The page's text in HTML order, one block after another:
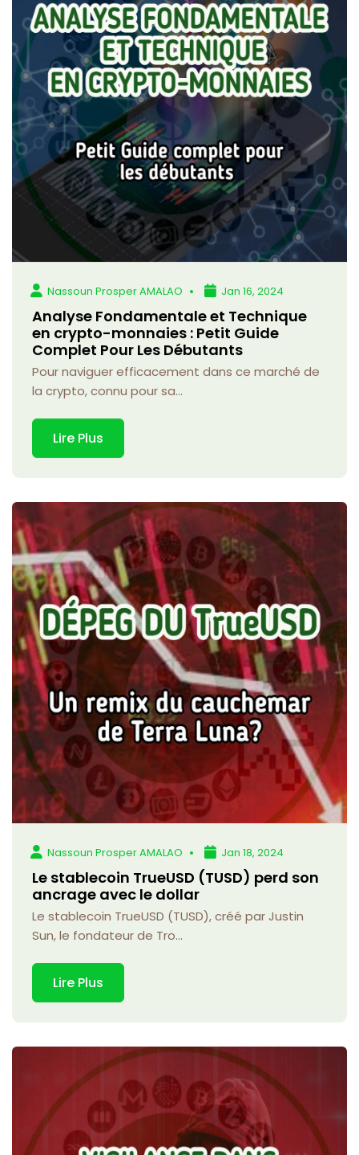
Nassoun Prosper AMALAO Jan 16, 2024
Analyse Fondamentale et Technique
en crypto-monnaies : Petit Guide
Complet Pour Les Débutants
Pour naviguer efficacement dans ce marché de
la crypto, connu pour sa...
Lire Plus
Nassoun Prosper AMALAO Jan 18, 2024
Le stablecoin TrueUSD (TUSD) perd son
ancrage avec le dollar
Le stablecoin TrueUSD (TUSD), créé par Justin
Sun, le fondateur de Tro...
Lire Plus